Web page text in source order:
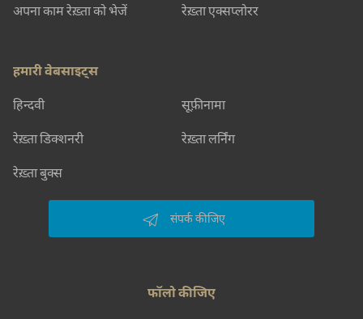
अपना काम रेख़्ता को भेजें रेख़्ता एक्सप्लोरर
हमारी वेबसाइट्स
हिन्दवी सूफ़ीनामा
रेख़्ता डिक्शनरी रेख़्ता लर्निंग
रेख़्ता बुक्स
संपर्क कीजिए
फॉलो कीजिए